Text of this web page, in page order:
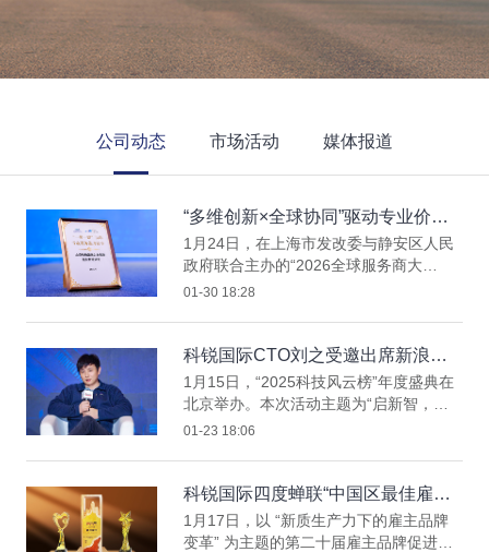
公司动态 市场活动 媒体报道
“多维创新×全球协同”驱动专业价
值：科锐国际斩获多项权威殊荣
1月24日，在上海市发改委与静安区人民
政府联合主办的“2026全球服务商大
会”上，科锐国际一举斩获“多元化创新标
务能力20强榜单。
01-30 18:28
科锐国际CTO刘之受邀出席新浪科
技风云榜，解码Agent在HR领域的
应用与趋势
1月15日，“2025科技风云榜”年度盛典在
北京举办。本次活动主题为“启新智，赴
新程”，汇聚了来自产学研投各界的顶尖
际 CTO 刘之受邀出席 “Agent 协同新范
式” 圆桌论坛，与多位产业实践者展开深
度对话，分享 AI Agent 在人力资源领域
01-23 18:06
科锐国际四度蝉联“中国区最佳雇
主”，两项大奖领跑AI时代雇主品牌
1月17日，以 “新质生产力下的雇主品牌
变革” 为主题的第二十届雇主品牌促进大